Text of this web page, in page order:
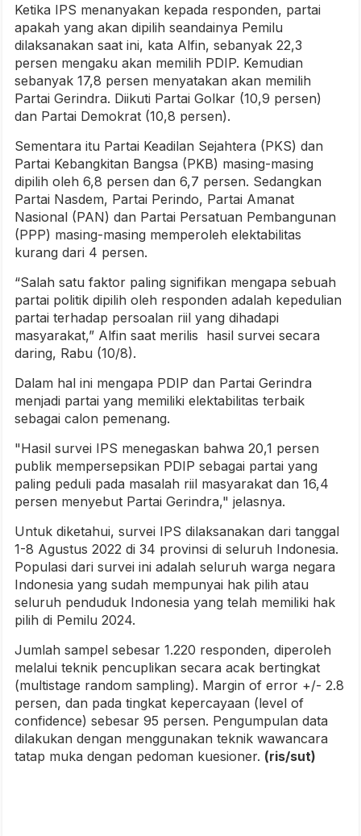
Ketika IPS menanyakan kepada responden, partai
apakah yang akan dipilih seandainya Pemilu
dilaksanakan saat ini, kata Alfin, sebanyak 22,3
persen mengaku akan memilih PDIP. Kemudian
sebanyak 17,8 persen menyatakan akan memilih
Partai Gerindra. Diikuti Partai Golkar (10,9 persen)
dan Partai Demokrat (10,8 persen).
Sementara itu Partai Keadilan Sejahtera (PKS) dan
Partai Kebangkitan Bangsa (PKB) masing-masing
dipilih oleh 6,8 persen dan 6,7 persen. Sedangkan
Partai Nasdem, Partai Perindo, Partai Amanat
Nasional (PAN) dan Partai Persatuan Pembangunan
(PPP) masing-masing memperoleh elektabilitas
kurang dari 4 persen.
“Salah satu faktor paling signifikan mengapa sebuah
partai politik dipilih oleh responden adalah kepedulian
partai terhadap persoalan riil yang dihadapi
masyarakat,” Alfin saat merilis hasil survei secara
daring, Rabu (10/8).
Dalam hal ini mengapa PDIP dan Partai Gerindra
menjadi partai yang memiliki elektabilitas terbaik
sebagai calon pemenang.
"Hasil survei IPS menegaskan bahwa 20,1 persen
publik mempersepsikan PDIP sebagai partai yang
paling peduli pada masalah riil masyarakat dan 16,4
persen menyebut Partai Gerindra," jelasnya.
Untuk diketahui, survei IPS dilaksanakan dari tanggal
1-8 Agustus 2022 di 34 provinsi di seluruh Indonesia.
Populasi dari survei ini adalah seluruh warga negara
Indonesia yang sudah mempunyai hak pilih atau
seluruh penduduk Indonesia yang telah memiliki hak
pilih di Pemilu 2024.
Jumlah sampel sebesar 1.220 responden, diperoleh
melalui teknik pencuplikan secara acak bertingkat
(multistage random sampling). Margin of error +/- 2.8
persen, dan pada tingkat kepercayaan (level of
confidence) sebesar 95 persen. Pengumpulan data
dilakukan dengan menggunakan teknik wawancara
tatap muka dengan pedoman kuesioner. (ris/sut)